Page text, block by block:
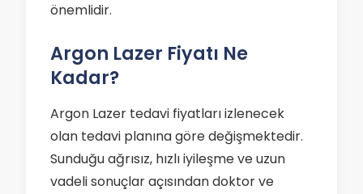
önemlidir.
Argon Lazer Fiyatı Ne
Kadar?
Argon Lazer tedavi fiyatları izlenecek
olan tedavi planına göre değişmektedir.
Sunduğu ağrısız, hızlı iyileşme ve uzun
vadeli sonuçlar açısından doktor ve